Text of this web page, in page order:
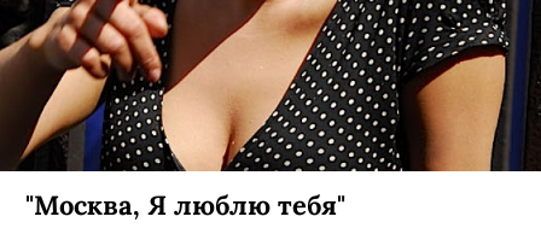
"Москва, Я люблю тебя"